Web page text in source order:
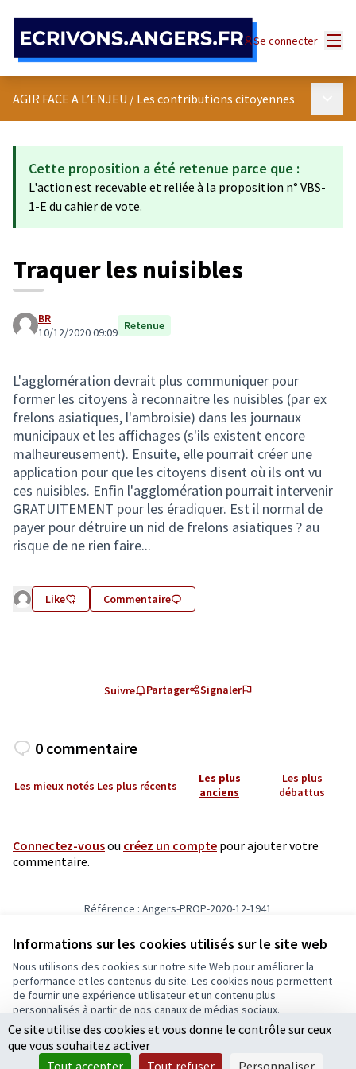
Informations sur les cookies utilisés sur le site web
Nous utilisons des cookies sur notre site Web pour améliorer la
performance et les contenus du site. Les cookies nous permettent
de fournir une expérience utilisateur et un contenu plus
personnalisés à partir de nos canaux de médias sociaux.
Tout accepter
Accepter seulement les cookies essentiels
Se connecter
AGIR FACE A L’ENJEU / Les contributions citoyennes
Cette proposition a été retenue parce que :
L'action est recevable et reliée à la proposition n° VBS-
1-E du cahier de vote.
Traquer les nuisibles
BR
10/12/2020 09:09 Retenue
L'agglomération devrait plus communiquer pour
former les citoyens à reconnaitre les nuisibles (par ex
frelons asiatiques, l'ambroisie) dans les journaux
municipaux et les affichages (s'ils existent encore
malheureusement). Ensuite, elle pourrait créer une
application pour que les citoyens disent où ils ont vu
ces nuisibles. Enfin l'agglomération pourrait intervenir
GRATUITEMENT pour les éradiquer. Est il normal de
payer pour détruire un nid de frelons asiatiques ? au
risque de ne rien faire...
Like Commentaire
Suivre Partager Signaler
0 commentaire
Les mieux notés Les plus récents
Les plus
anciens
Les plus
débattus
Connectez-vousou créez un compte pour ajouter votre
commentaire.
Référence : Angers-PROP-2020-12-1941
Conditions d'utilisation
Paramètres des cookies
Ecrivons Angers sur X
(Lien externe)
Ecrivons Angers sur Facebook
(Lien externe)
Ce site utilise des cookies et vous donne le contrôle sur ceux
que vous souhaitez activer
Tout accepter
Tout refuser Personnaliser